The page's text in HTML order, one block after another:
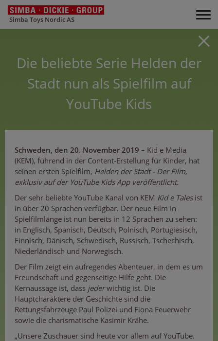
Simba Toys Nordic AS
Die beliebte Serie Helden der
Stadt nun als Spielfilm auf
YouTube Kids
Schweden, den 20. November 2019 – Kid e Media
(KEM), führend in der Content-Erstellung für Kinder, hat
seinen ersten Spielfilm, Helden der Stadt - Der Film,
exklusiv auf der YouTube Kids App veröffentlicht.
Der sehr beliebte YouTube Kanal von KEM Kid e Tales ist
in über 20 Sprachen verfügbar. Der neue Film in
Spielfilmlänge ist nun bereits in 12 Sprachen zu sehen:
in Englisch, Spanisch, Deutsch, Polnisch, Portugiesisch,
Finnisch, Dänisch, Schwedisch, Russisch, Tschechisch,
Niederländisch und Norwegisch.
Der Film zeigt ein aufregendes Abenteuer, in dem es um
Freundschaft und gegenseitige Hilfe geht. Die
Kernaussage ist, dass jederwichtig ist. Die
Hauptcharaktere der Geschichte sind die
Rettungsfahrzeuge Paul Polizei und Fiona Feuerwehr
sowie die charismatische Kasimir Krähe.
„Unsere Zuschauer sind heute vor allem auf YouTube.